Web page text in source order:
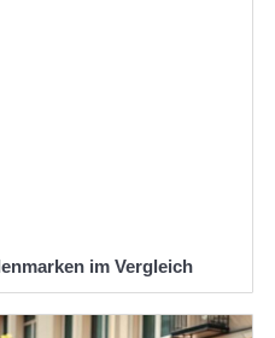
im Vergleich